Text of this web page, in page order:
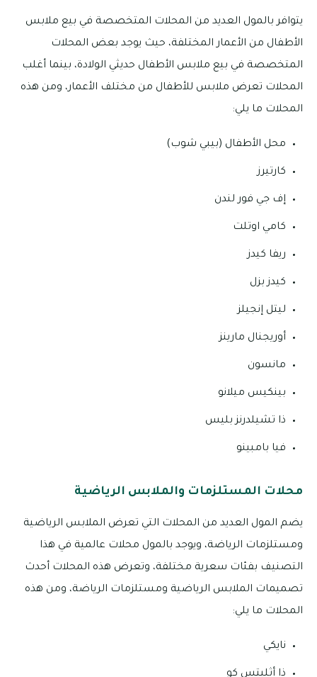
يتوافر بالمول العديد من المحلات المتخصصة في بيع ملابس
الأطفال من الأعمار المختلفة، حيث يوجد بعض المحلات
المتخصصة في بيع ملابس الأطفال حديثي الولادة، بينما أغلب
المحلات تعرض ملابس للأطفال من مختلف الأعمار، ومن هذه
المحلات ما يلي:
محل الأطفال (بيبي شوب)
كارتيرز
إف جي فور لندن
كامي اوتلت
ريفا كيدز
كيدز بزل
ليتل إنجيلز
أوريجنال مارينز
مانسون
بينكيس ميلانو
ذا تشيلدرنز بليس
فيا بامبينو
محلات المستلزمات والملابس الرياضية
يضم المول العديد من المحلات التي تعرض الملابس الرياضية
ومستلزمات الرياضة، ويوجد بالمول محلات عالمية في هذا
التصنيف بفئات سعرية مختلفة، وتعرض هذه المحلات أحدث
تصميمات الملابس الرياضية ومستلزمات الرياضة، ومن هذه
المحلات ما يلي:
نايكي
ذا أثليتس كو